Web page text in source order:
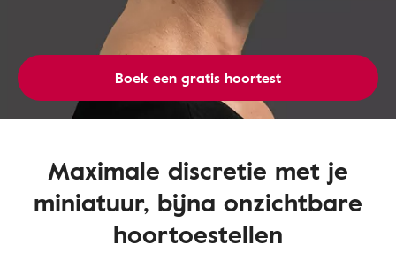
Boek een gratis hoortest
Maximale discretie met je
miniatuur, bijna onzichtbare
hoortoestellen